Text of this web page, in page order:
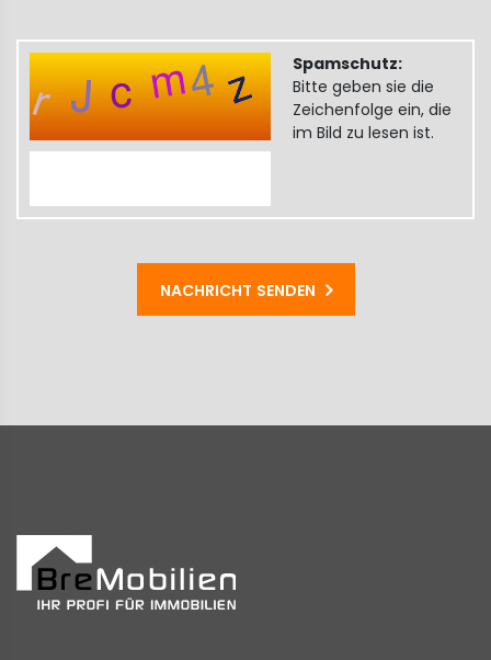
Spamschutz:
Bitte geben sie die
Zeichenfolge ein, die
im Bild zu lesen ist.
NACHRICHT SENDEN